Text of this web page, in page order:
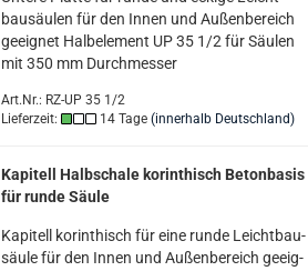
bau­säu­len für den Innen und Au­ßen­be­reich
ge­eig­net Halb­ele­ment UP 35 1/2 für Säu­len
mit 350 mm Durch­mes­ser
Art.Nr.: RZ-UP 35 1/2
Lieferzeit:
14 Tage (innerhalb Deutschland)
Ka­pi­tell Halb­scha­le ko­rin­thisch Be­ton­ba­sis
für runde Säule
Ka­pi­tell ko­rin­thisch für eine runde Leicht­bau­
säu­le für den Innen und Au­ßen­be­reich ge­eig­